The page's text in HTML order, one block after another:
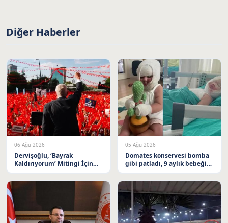
Diğer Haberler
06 Ağu 2026
Dervişoğlu, ‘Bayrak
Kaldırıyorum’ Mitingi İçin
05 Ağu 2026
Domates konservesi bomba
gibi patladı, 9 aylık bebeğin